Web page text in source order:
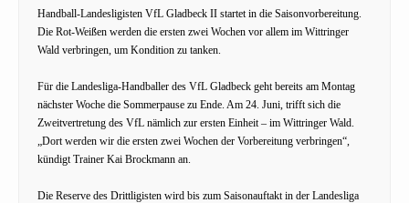
Handball-Landesligisten VfL Gladbeck II startet in die Saisonvorbereitung.
Die Rot-Weißen werden die ersten zwei Wochen vor allem im Wittringer
Wald verbringen, um Kondition zu tanken.
Für die Landesliga-Handballer des VfL Gladbeck geht bereits am Montag
nächster Woche die Sommerpause zu Ende. Am 24. Juni, trifft sich die
Zweitvertretung des VfL nämlich zur ersten Einheit – im Wittringer Wald.
„Dort werden wir die ersten zwei Wochen der Vorbereitung verbringen“,
kündigt Trainer Kai Brockmann an.
Die Reserve des Drittligisten wird bis zum Saisonauftakt in der Landesliga